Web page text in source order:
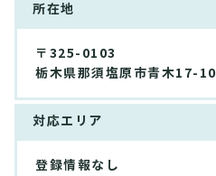
所在地
〒325-0103
栃木県那須塩原市青木17-10
対応エリア
登録情報なし